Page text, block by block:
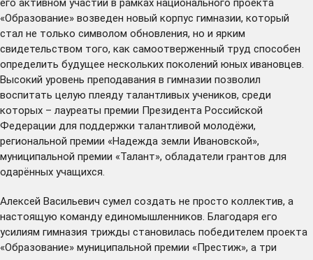
«Образование» возведен новый корпус гимназии, который
стал не только символом обновления, но и ярким
свидетельством того, как самоотверженный труд способен
определить будущее нескольких поколений юных ивановцев.
Высокий уровень преподавания в гимназии позволил
воспитать целую плеяду талантливых учеников, среди
которых – лауреаты премии Президента Российской
Федерации для поддержки талантливой молодёжи,
региональной премии «Надежда земли Ивановской»,
муниципальной премии «Талант», обладатели грантов для
одарённых учащихся.
Алексей Васильевич сумел создать не просто коллектив, а
настоящую команду единомышленников. Благодаря его
усилиям гимназия трижды становилась победителем проекта
«Образование» муниципальной премии «Престиж», а три